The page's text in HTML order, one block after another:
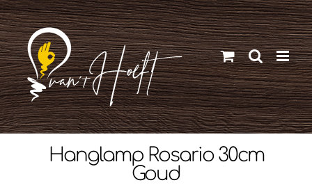
Ga
naar
inhoud
Hanglamp Rosario 30cm
Goud